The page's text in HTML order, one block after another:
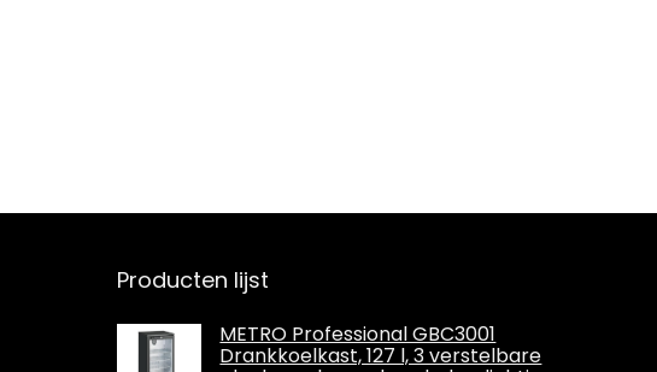
Producten lijst
METRO Professional GBC3001
Drankkoelkast, 127 l, 3 verstelbare